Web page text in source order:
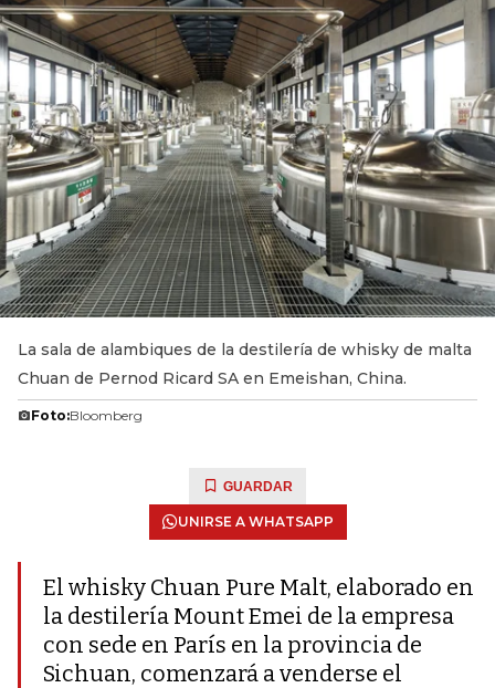
La sala de alambiques de la destilería de whisky de malta
Chuan de Pernod Ricard SA en Emeishan, China.
Foto:Bloomberg
GUARDAR
UNIRSE A WHATSAPP
El whisky Chuan Pure Malt, elaborado en
la destilería Mount Emei de la empresa
con sede en París en la provincia de
Sichuan, comenzará a venderse el